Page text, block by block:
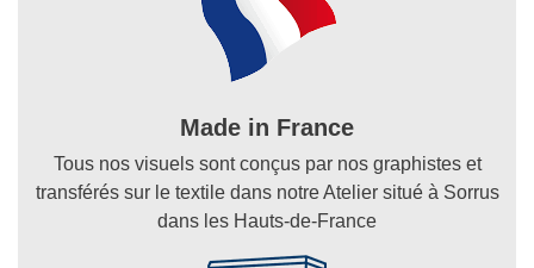
Made in France
Tous nos visuels sont conçus par nos graphistes et
transférés sur le textile dans notre Atelier situé à Sorrus
dans les Hauts-de-France